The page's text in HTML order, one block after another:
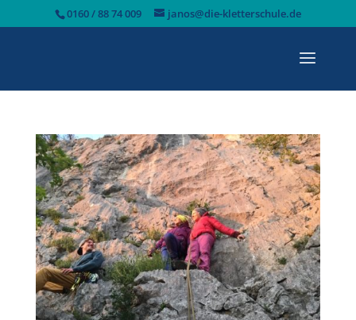
0160 / 88 74 009 janos@die-kletterschule.de